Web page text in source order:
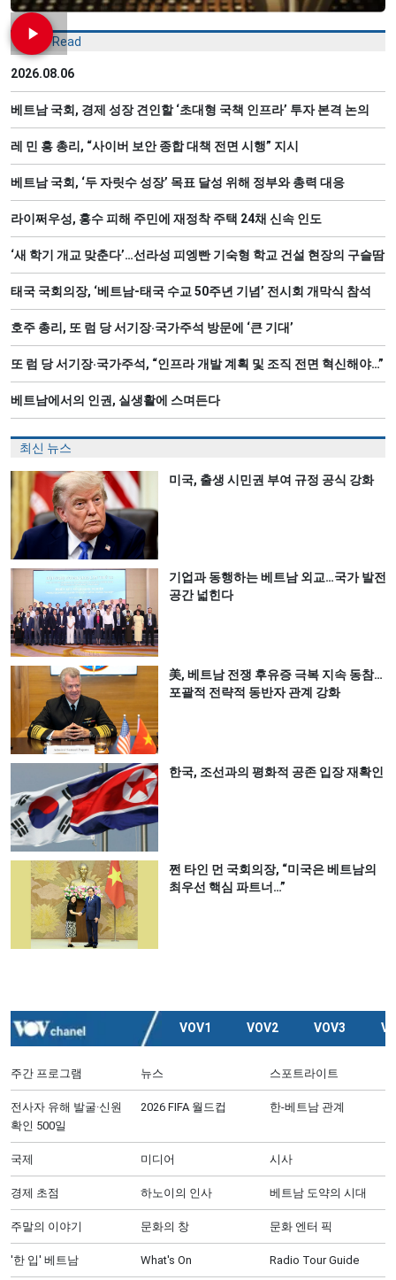
Most Read
2026.08.06
베트남 국회, 경제 성장 견인할 ‘초대형 국책 인프라’ 투자 본격 논의
레 민 흥 총리, “사이버 보안 종합 대책 전면 시행” 지시
베트남 국회, ‘두 자릿수 성장’ 목표 달성 위해 정부와 총력 대응
라이쩌우성, 홍수 피해 주민에 재정착 주택 24채 신속 인도
‘새 학기 개교 맞춘다’…선라성 피엥빤 기숙형 학교 건설 현장의 구슬땀
태국 국회의장, ‘베트남-태국 수교 50주년 기념’ 전시회 개막식 참석
호주 총리, 또 럼 당 서기장‧국가주석 방문에 ‘큰 기대’
또 럼 당 서기장‧국가주석, “인프라 개발 계획 및 조직 전면 혁신해야…”
베트남에서의 인권, 실생활에 스며든다
최신 뉴스
미국, 출생 시민권 부여 규정 공식 강화
기업과 동행하는 베트남 외교…국가 발전
공간 넓힌다
美, 베트남 전쟁 후유증 극복 지속 동참…
포괄적 전략적 동반자 관계 강화
한국, 조선과의 평화적 공존 입장 재확인
쩐 타인 먼 국회의장, “미국은 베트남의
최우선 핵심 파트너…”
VOV1 VOV2 VOV3
주간 프로그램 뉴스 스포트라이트
전사자 유해 발굴·신원
확인 500일
2026 FIFA 월드컵 한-베트남 관계
국제 미디어 시사
경제 초점 하노이의 인사 베트남 도약의 시대
주말의 이야기 문화의 창 문화 엔터 픽
'한 입' 베트남 What's On Radio Tour Guide